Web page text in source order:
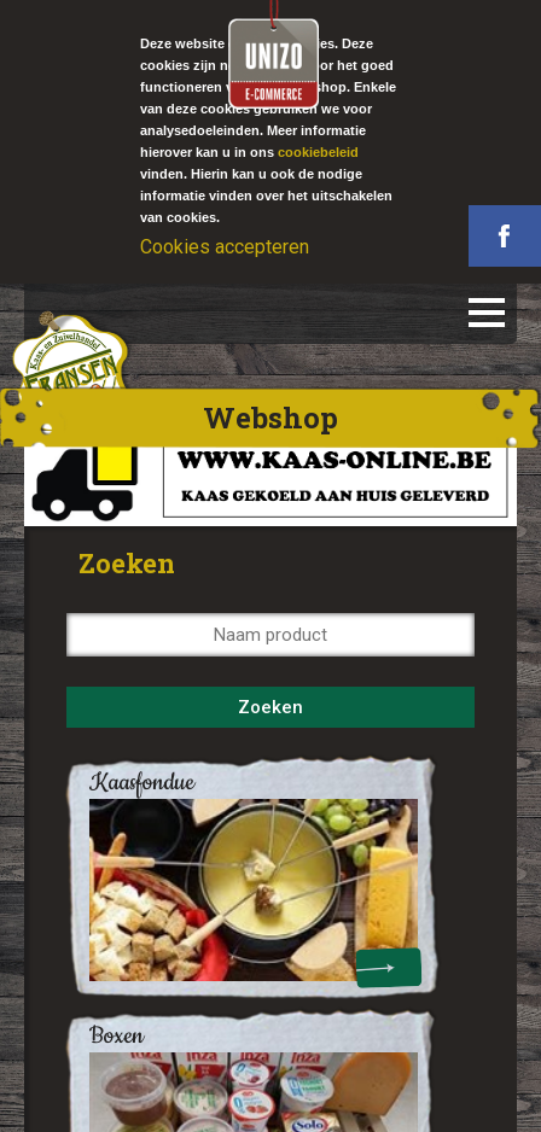
Deze website gebruikt cookies. Deze
cookies zijn noodzakelijk voor het goed
functioneren van onze webshop. Enkele
van deze cookies gebruiken we voor
analysedoeleinden. Meer informatie
hierover kan u in onscookiebeleid
vinden. Hierin kan u ook de nodige
informatie vinden over het uitschakelen
van cookies.
Cookies accepteren
Webshop
Zoeken
kaasfondue
boxen